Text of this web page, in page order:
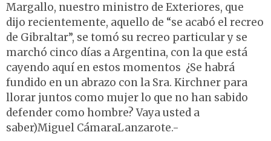
Margallo, nuestro ministro de Exteriores, que
dijo recientemente, aquello de “se acabó el recreo
de Gibraltar”, se tomó su recreo particular y se
marchó cinco días a Argentina, con la que está
cayendo aquí en estos momentos ¿Se habrá
fundido en un abrazo con la Sra. Kirchner para
llorar juntos como mujer lo que no han sabido
defender como hombre? Vaya usted a
saber)Miguel CámaraLanzarote.-